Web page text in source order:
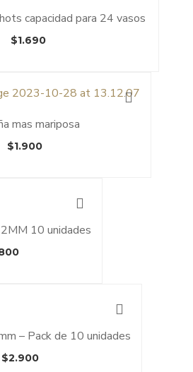
capacidad para 24 vasos
$1.690
mas mariposa
$1.900
10 unidades
– Pack de 10 unidades
$2.900